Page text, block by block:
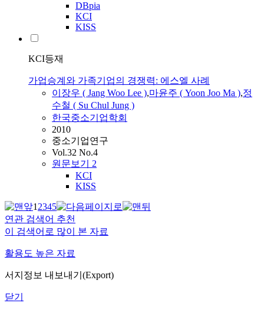
DBpia
KCI
KISS
KCI등재
가업승계와 가족기업의 경쟁력: 에스엘 사례
이장우 ( Jang Woo Lee ),마윤주 ( Yoon Joo Ma ),정
수철 ( Su Chul Jung )
한국중소기업학회
2010
중소기업연구
Vol.32 No.4
원문보기 2
KCI
KISS
12345
연관 검색어 추천
이 검색어로 많이 본 자료
활용도 높은 자료
서지정보 내보내기(Export)
닫기